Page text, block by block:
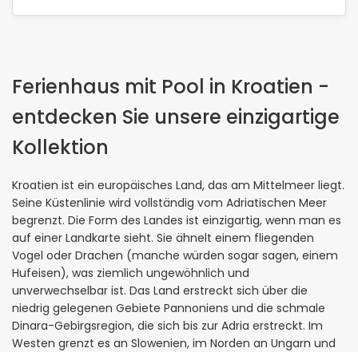
Ferienhaus mit Pool in Kroatien -
entdecken Sie unsere einzigartige
Kollektion
Kroatien ist ein europäisches Land, das am Mittelmeer liegt.
Seine Küstenlinie wird vollständig vom Adriatischen Meer
begrenzt. Die Form des Landes ist einzigartig, wenn man es
auf einer Landkarte sieht. Sie ähnelt einem fliegenden
Vogel oder Drachen (manche würden sogar sagen, einem
Hufeisen), was ziemlich ungewöhnlich und
unverwechselbar ist. Das Land erstreckt sich über die
niedrig gelegenen Gebiete Pannoniens und die schmale
Dinara-Gebirgsregion, die sich bis zur Adria erstreckt. Im
Westen grenzt es an Slowenien, im Norden an Ungarn und